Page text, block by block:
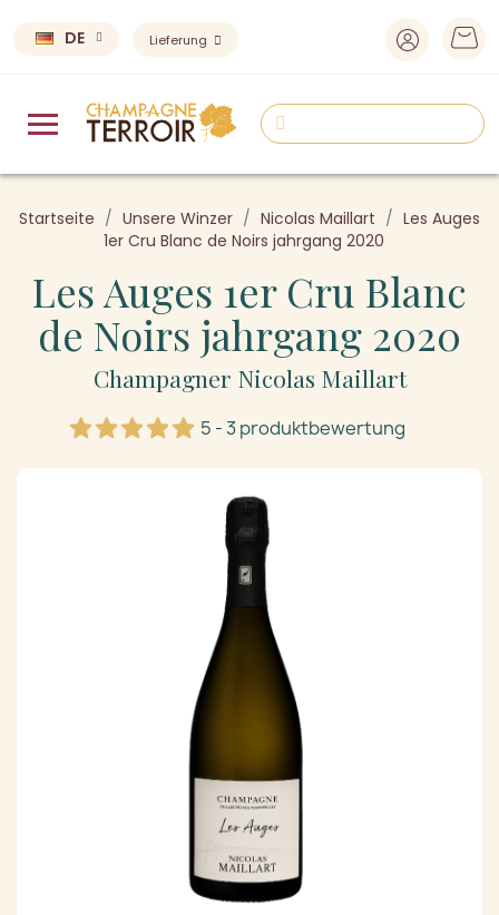
DE Lieferung
Startseite Unsere Winzer Nicolas Maillart
Les Auges
1er Cru Blanc de Noirs jahrgang 2020
Les Auges 1er Cru Blanc
de Noirs jahrgang 2020
Champagner Nicolas Maillart
5 - 3 produktbewertung